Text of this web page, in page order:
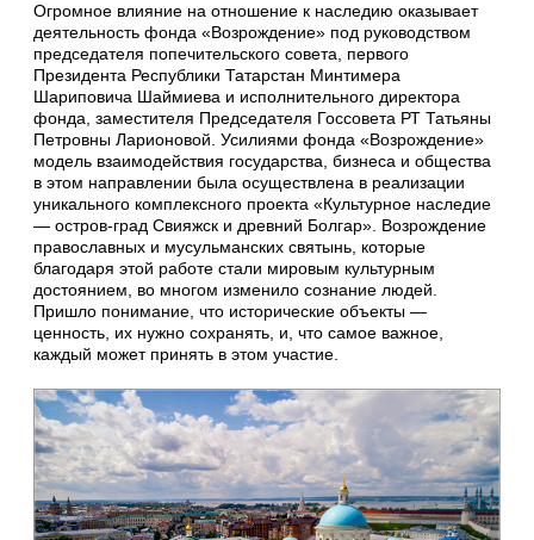
Огромное влияние на отношение к наследию оказывает
деятельность фонда «Возрождение» под руководством
председателя попечительского совета, первого
Президента Республики Татарстан Минтимера
Шариповича Шаймиева и исполнительного директора
фонда, заместителя Председателя Госсовета РТ Татьяны
Петровны Ларионовой. Усилиями фонда «Возрождение»
модель взаимодействия государства, бизнеса и общества
в этом направлении была осуществлена в реализации
уникального комплексного проекта «Культурное наследие
— остров-град Свияжск и древний Болгар». Возрождение
православных и мусульманских святынь, которые
благодаря этой работе стали мировым культурным
достоянием, во многом изменило сознание людей.
Пришло понимание, что исторические объекты —
ценность, их нужно сохранять, и, что самое важное,
каждый может принять в этом участие.